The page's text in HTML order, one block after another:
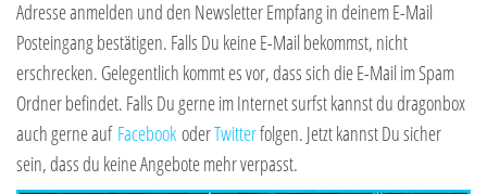
Adresse anmelden und den Newsletter Empfang in deinem E-Mail
Posteingang bestätigen. Falls Du keine E-Mail bekommst, nicht
erschrecken. Gelegentlich kommt es vor, dass sich die E-Mail im Spam
Ordner befindet. Falls Du gerne im Internet surfst kannst du dragonbox
auch gerne auf Facebook oderTwitterfolgen. Jetzt kannst Du sicher
sein, dass du keine Angebote mehr verpasst.